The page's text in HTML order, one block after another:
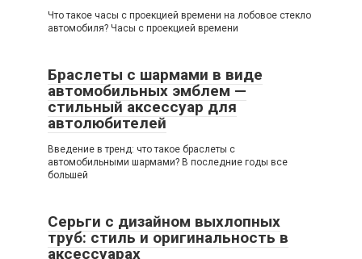
Что такое часы с проекцией времени на лобовое стекло
автомобиля? Часы с проекцией времени
Браслеты с шармами в виде
автомобильных эмблем —
стильный аксессуар для
автолюбителей
Введение в тренд: что такое браслеты с
автомобильными шармами? В последние годы все
большей
Серьги с дизайном выхлопных
труб: стиль и оригинальность в
аксессуарах